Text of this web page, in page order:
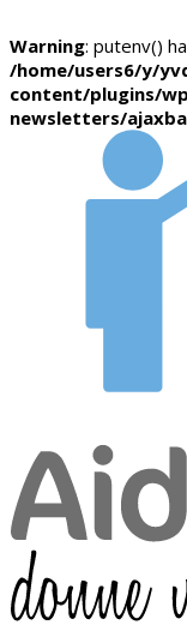
Warning: putenv()
/home/users6/y/
content/plugins/
newsletters/